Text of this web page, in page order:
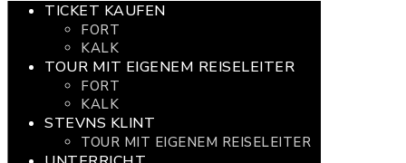
TICKET KAUFEN
FORT
KALK
TOUR MIT EIGENEM REISELEITER
FORT
KALK
STEVNS KLINT
TOUR MIT EIGENEM REISELEITER